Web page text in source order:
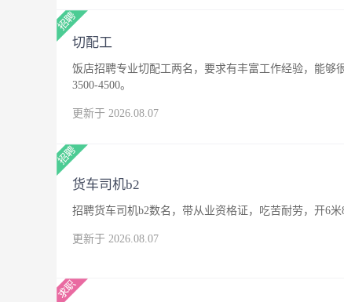
切配工
饭店招聘专业切配工两名，要求有丰富工作经验，能够
3500-4500。
更新于 2026.08.07
货车司机b2
招聘货车司机b2数名，带从业资格证，吃苦耐劳，开6
更新于 2026.08.07